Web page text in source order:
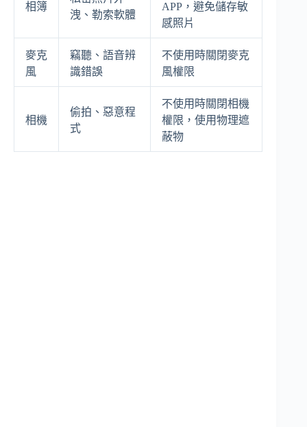
相簿
洩、勒索軟體
APP，避免儲存敏
感照片
麥克
風
竊聽、語音辨
識錯誤
不使用時關閉麥克
風權限
相機
偷拍、惡意程
式
不使用時關閉相機
權限，使用物理遮
蔽物